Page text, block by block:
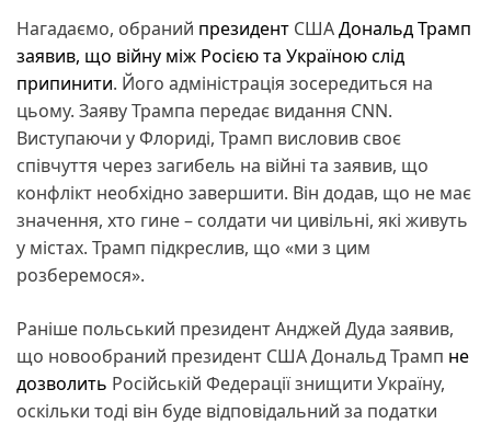
Нагадаємо, обраний президент СШАДональд Трамп
заявив, що війну між Росією та Україною слід
припинити. Його адміністрація зосередиться на
цьому. Заяву Трампа передає видання CNN.
Виступаючи у Флориді, Трамп висловив своє
співчуття через загибель на війні та заявив, що
конфлікт необхідно завершити. Він додав, що не має
значення, хто гине – солдати чи цивільні, які живуть
у містах. Трамп підкреслив, що «ми з цим
розберемося».
Раніше польський президент Анджей Дуда заявив,
що новообраний президент США Дональд Трамп не
дозволить Російській Федерації знищити Україну,
оскільки тоді він буде відповідальний за податки